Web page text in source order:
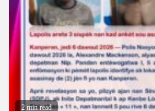
2 min read